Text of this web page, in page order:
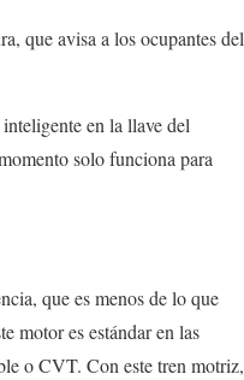
que avisa a los ocupantes del
en la llave del
solo funciona para
que es menos de lo que
motor es estándar en las
o CVT. Con este tren motriz,